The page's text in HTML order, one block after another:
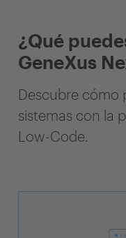
¿Qué
GeneXus
Descubre cómo
sistemas con la
Low-Code.